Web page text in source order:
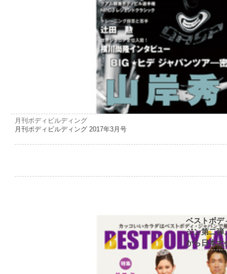
月刊ボディビルディング
月刊ボディビルディング 2017年3月号
ベストボデ
ジン第二弾
から日本大